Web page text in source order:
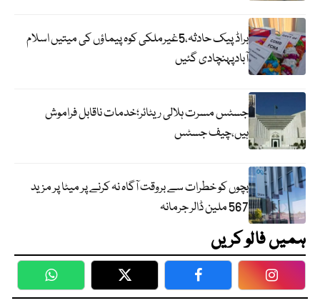
براڈ پیک حادثہ،5غیرملکی کوہ پیماؤں کی میتیں اسلام
آبادپہنچادی گئیں
جسٹس مسرت ہلالی ریٹائر؛خدمات ناقابل فراموش
ہیں،چیف جسٹس
بچوں کو خطرات سے بروقت آگاہ نہ کرنے پر میٹا پر مزید
567 ملین ڈالر جرمانہ
ہمیں فالو کریں
WhatsApp Twitter Facebook